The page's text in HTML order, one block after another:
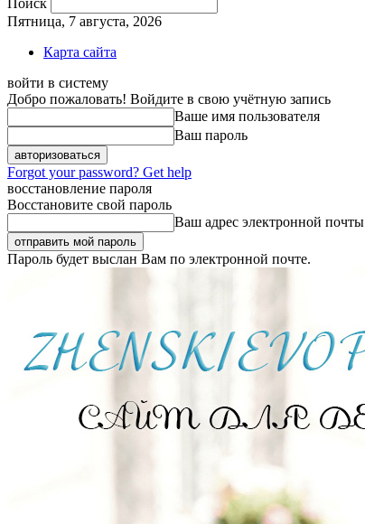
Поиск
Пятница, 7 августа, 2026
Карта сайта
войти в систему
Добро пожаловать! Войдите в свою учётную запись
Ваше имя пользователя
Ваш пароль
Forgot your password? Get help
восстановление пароля
Восстановите свой пароль
Ваш адрес электронной почты
Пароль будет выслан Вам по электронной почте.